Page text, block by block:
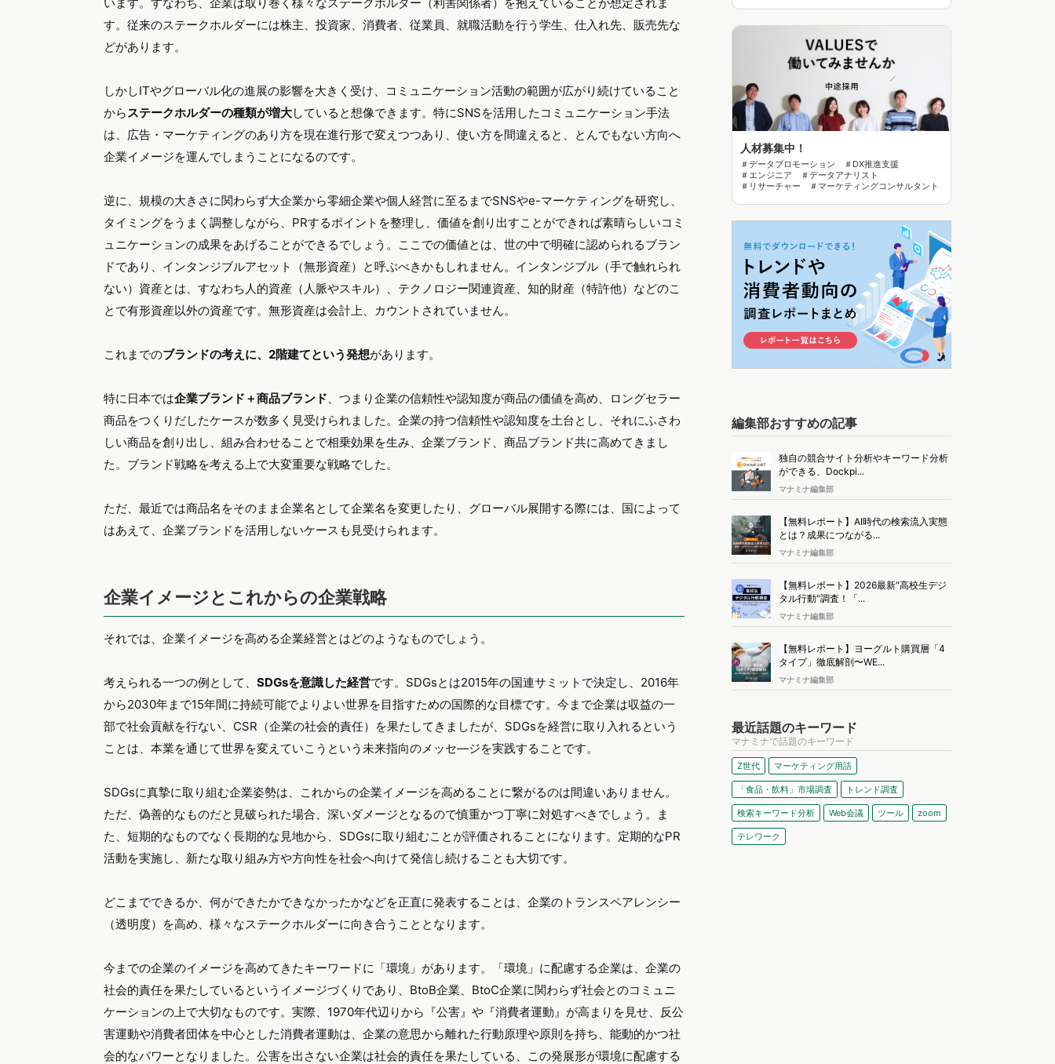
ここで、企業におけるイメージを考えます。我々は日頃より何らかの形で企業への関心や、利害関係を持って
います。すなわち、企業は取り巻く様々なステークホルダー（利害関係者）を抱えていることが想定されま
どがあります。
しかしITやグローバル化の進展の影響を大きく受け、コミュニケーション活動の範囲が広がり続けていること
ステークホルダーの種類が増大
していると想像できます。特にSNSを活用したコミュニケーション手法
企業イメージを運んでしまうことになるのです。
タイミングをうまく調整しながら、PRするポイントを整理し、価値を創り出すことができれば素晴らしいコミ
ュニケーションの成果をあげることができるでしょう。ここでの価値とは、世の中で明確に認められるブラン
ドであり、インタンジブルアセット（無形資産）と呼ぶべきかもしれません。インタンジブル（手で触れられ
とで有形資産以外の資産です。無形資産は会計上、カウントされていません。
これまでの ブランドの考えに、2階建てという発想 があります。
商品をつくりだしたケースが数多く見受けられました。企業の持つ信頼性や認知度を土台とし、それにふさわ
しい商品を創り出し、組み合わせることで相乗効果を生み、企業ブランド、商品ブランド共に高めてきまし
た。ブランド戦略を考える上で大変重要な戦略でした。
はあえて、企業ブランドを活用しないケースも見受けられます。
企業イメージとこれからの企業戦略
それでは、企業イメージを高める企業経営とはどのようなものでしょう。
考えられる一つの例として、 SDGsを意識した経営
です。SDGsとは2015年の国連サミットで決定し、2016年
人材募集中！
＃データプロモーション ＃DX推進支援
＃エンジニア ＃データアナリスト
＃リサーチャー ＃マーケティングコンサルタント
編集部おすすめの記事
独自の競合サイト分析やキーワード分析
ができる、Dockpi...
マナミナ編集部
【無料レポート】AI時代の検索流入実態
とは？成果につながる...
マナミナ編集部
【無料レポート】2026最新"高校生デジ
タル行動"調査！「...
マナミナ編集部
【無料レポート】ヨーグルト購買層「4
タイプ」徹底解剖〜WE...
マナミナ編集部
最近話題のキーワード
マナミナで話題のキーワード
Z世代 マーケティング用語
「食品・飲料」市場調査 トレンド調査
検索キーワード分析 Web会議 ツール zoom
テレワーク